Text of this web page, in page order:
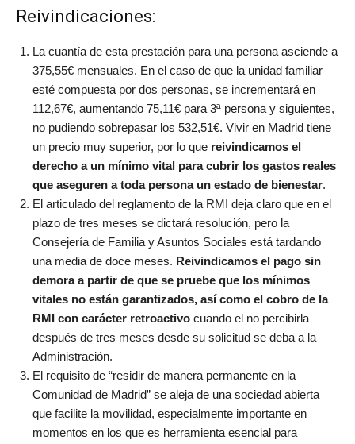
Reivindicaciones:
La cuantía de esta prestación para una persona asciende a
375,55€ mensuales. En el caso de que la unidad familiar
esté compuesta por dos personas, se incrementará en
112,67€, aumentando 75,11€ para 3ª persona y siguientes,
no pudiendo sobrepasar los 532,51€. Vivir en Madrid tiene
un precio muy superior, por lo que reivindicamos el
derecho a un mínimo vital para cubrir los gastos reales
que aseguren a toda persona un estado de bienestar.
El articulado del reglamento de la RMI deja claro que en el
plazo de tres meses se dictará resolución, pero la
Consejería de Familia y Asuntos Sociales está tardando
una media de doce meses. Reivindicamos el pago sin
demora a partir de que se pruebe que los mínimos
vitales no están garantizados, así como el cobro de la
RMI con carácter retroactivo cuando el no percibirla
después de tres meses desde su solicitud se deba a la
Administración.
El requisito de “residir de manera permanente en la
Comunidad de Madrid” se aleja de una sociedad abierta
que facilite la movilidad, especialmente importante en
momentos en los que es herramienta esencial para